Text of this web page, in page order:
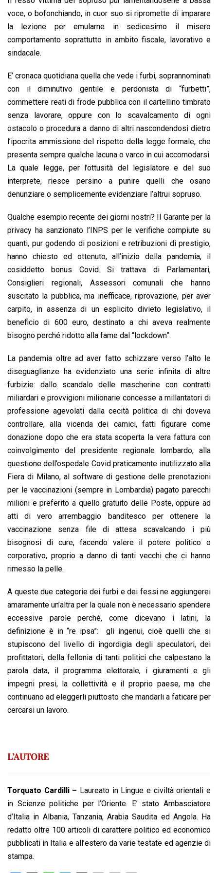
voce, o bofonchiando, in cuor suo si ripromette di imparare
la lezione per emularne in sedicesimo il misero
comportamento soprattutto in ambito fiscale, lavorativo e
sindacale.
E’ cronaca quotidiana quella che vede i furbi, soprannominati
con il diminutivo gentile e perdonista di “furbetti”,
commettere reati di frode pubblica con il cartellino timbrato
senza lavorare, oppure con lo scavalcamento di ogni
ostacolo o procedura a danno di altri nascondendosi dietro
l’ipocrita ammissione del rispetto della legge formale, che
presenta sempre qualche lacuna o varco in cui accomodarsi.
La quale legge, per l’ottusità del legislatore e del suo
interprete, riesce persino a punire quelli che osano
denunziare o semplicemente evidenziare l’altrui sopruso.
Qualche esempio recente dei giorni nostri? Il Garante per la
privacy ha sanzionato l’INPS per le verifiche compiute su
quanti, pur godendo di posizioni e retribuzioni di prestigio,
hanno chiesto ed ottenuto, all’inizio della pandemia, il
cosiddetto bonus Covid. Si trattava di Parlamentari,
Consiglieri regionali, Assessori comunali che hanno
suscitato la pubblica, ma inefficace, riprovazione, per aver
carpito, in assenza di un esplicito divieto legislativo, il
beneficio di 600 euro, destinato a chi aveva realmente
bisogno perché ridotto alla fame dal “lockdown”.
La pandemia oltre ad aver fatto schizzare verso l’alto le
diseguaglianze ha evidenziato una serie infinita di altre
furbizie: dallo scandalo delle mascherine con contratti
miliardari e provvigioni milionarie concesse a millantatori di
professione agevolati dalla cecità politica di chi doveva
controllare, alla vicenda dei camici, fatti figurare come
donazione dopo che era stata scoperta la vera fattura con
coinvolgimento del presidente regionale lombardo, alla
questione dell’ospedale Covid praticamente inutilizzato alla
Fiera di Milano, al software di gestione delle prenotazioni
per le vaccinazioni (sempre in Lombardia) pagato parecchi
milioni e preferito a quello gratuito delle Poste, oppure ad
atti di vero arrembaggio banditesco per ottenere la
vaccinazione senza file di attesa scavalcando i più
bisognosi di cure, facendo valere il potere politico o
corporativo, proprio a danno di tanti vecchi che ci hanno
rimesso la pelle.
A queste due categorie dei furbi e dei fessi ne aggiungerei
amaramente un’altra per la quale non è necessario spendere
eccessive parole perché, come dicevano i latini, la
definizione è in “re ipsa”: gli ingenui, cioè quelli che si
stupiscono del livello di ingordigia degli speculatori, dei
profittatori, della fellonia di tanti politici che calpestano la
parola data, il programma elettorale, i giuramenti e gli
impegni presi, la collettività e il proprio paese, ma che
continuano ad eleggerli piuttosto che mandarli a faticare per
cercarsi un lavoro.
L’AUTORE
Torquato Cardilli – Laureato in Lingue e civiltà orientali e
in Scienze politiche per l’Oriente. E’ stato Ambasciatore
d’Italia in Albania, Tanzania, Arabia Saudita ed Angola. Ha
redatto oltre 100 articoli di carattere politico ed economico
pubblicati in Italia e all’estero da varie testate ed agenzie di
stampa.